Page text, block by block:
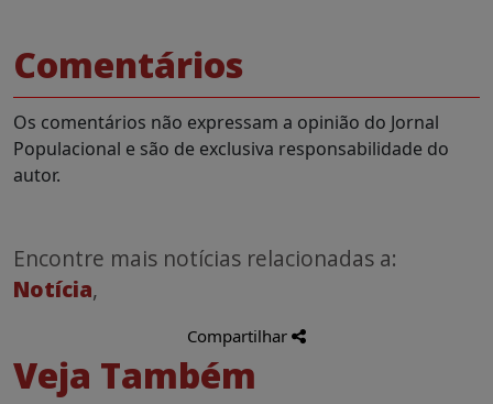
Comentários
Os comentários não expressam a opinião do Jornal
Populacional e são de exclusiva responsabilidade do
autor.
Encontre mais notícias relacionadas a:
Notícia,
Compartilhar
Veja Também